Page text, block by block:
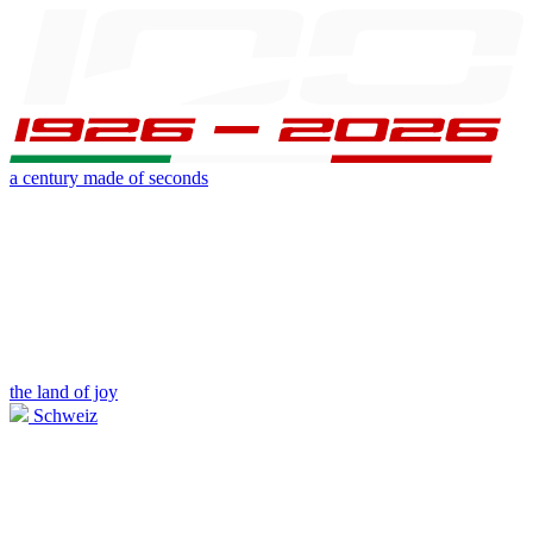
a century made of seconds
the land of joy
Schweiz